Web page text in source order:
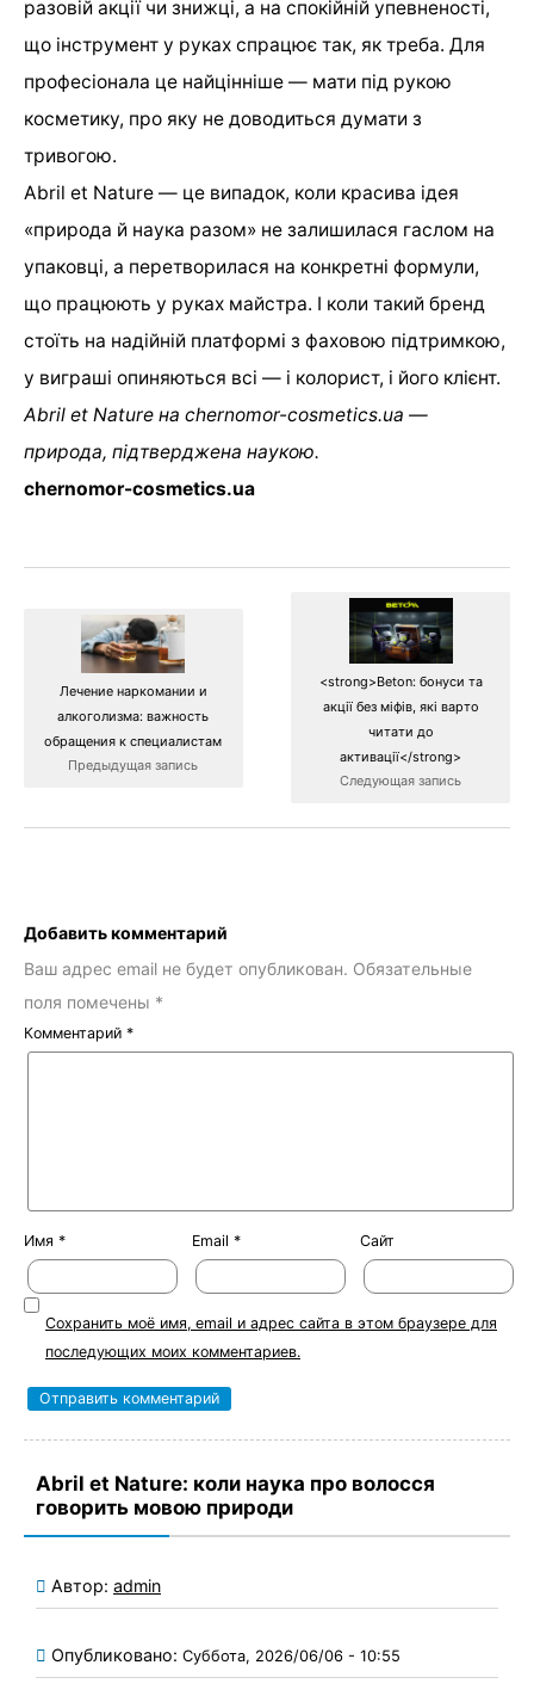
разовій акції чи знижці, а на спокійній упевненості,
що інструмент у руках спрацює так, як треба. Для
професіонала це найцінніше — мати під рукою
косметику, про яку не доводиться думати з
тривогою.
Abril et Nature — це випадок, коли красива ідея
«природа й наука разом» не залишилася гаслом на
упаковці, а перетворилася на конкретні формули,
що працюють у руках майстра. І коли такий бренд
стоїть на надійній платформі з фаховою підтримкою,
у виграші опиняються всі — і колорист, і його клієнт.
Abril et Nature на chernomor-cosmetics.ua —
природа, підтверджена наукою.
chernomor-cosmetics.ua
Лечение наркомании и
алкоголизма: важность
обращения к специалистам
Предыдущая запись
<strong>Beton: бонуси та
акції без міфів, які варто
читати до
активації</strong>
Следующая запись
Добавить комментарий
Ваш адрес email не будет опубликован. Обязательные
поля помечены *
Комментарий *
Имя * Email * Сайт
Сохранить моё имя, email и адрес сайта в этом браузере для
последующих моих комментариев.
Abril et Nature: коли наука про волосся
говорить мовою природи
Автор: admin
Опубликовано: Суббота, 2026/06/06 - 10:55